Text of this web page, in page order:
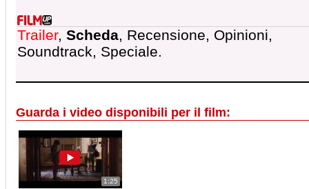
Trailer, Scheda, Recensione, Opinioni,
Soundtrack, Speciale.
Guarda i video disponibili per il film:
1:25